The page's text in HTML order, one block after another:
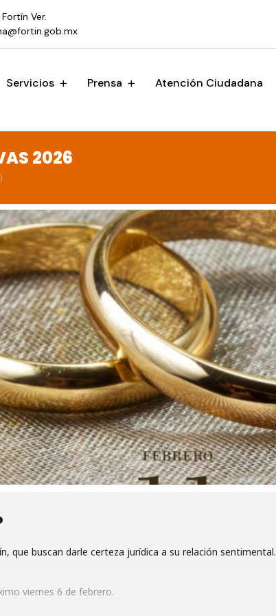
Ver.
Servicios Prensa Atención Ciudadana
2026
que buscan darle certeza jurídica a su relación sentimental.
viernes 6 de febrero.